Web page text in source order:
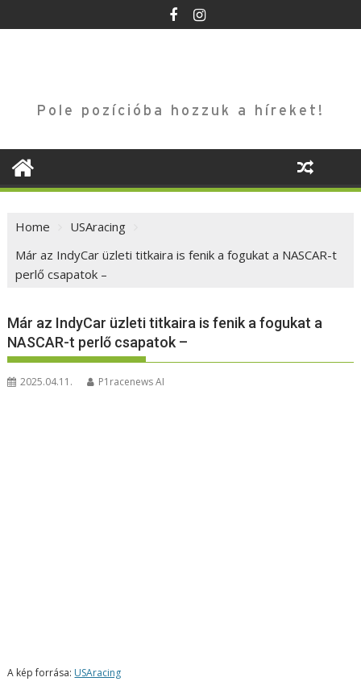
to
Pole pozícióba hozzuk a híreket!
Home
USAracing
Már az IndyCar üzleti titkaira is fenik a fogukat a NASCAR-t
perlő csapatok –
Már az IndyCar üzleti titkaira is fenik a fogukat a
NASCAR-t perlő csapatok –
2025.04.11. P1racenews AI
A kép forrása: USAracing